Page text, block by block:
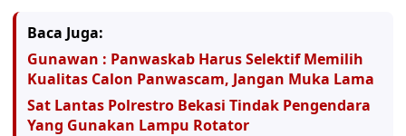
Baca Juga:
Gunawan : Panwaskab Harus Selektif Memilih
Kualitas Calon Panwascam, Jangan Muka Lama
Sat Lantas Polrestro Bekasi Tindak Pengendara
Yang Gunakan Lampu Rotator